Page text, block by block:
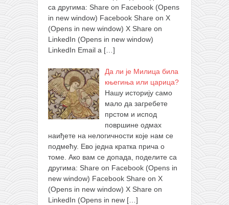
са другима: Share on Facebook (Opens
in new window) Facebook Share on X
(Opens in new window) X Share on
LinkedIn (Opens in new window)
LinkedIn Email a […]
Да ли је Милица била
књегиња или царица?
Нашу историју само
мало да загребете
прстом и испод
површине одмах
наиђете на нелогичности које нам се
подмећу. Ево једна кратка прича о
томе. Ако вам се допада, поделите са
другима: Share on Facebook (Opens in
new window) Facebook Share on X
(Opens in new window) X Share on
LinkedIn (Opens in new […]